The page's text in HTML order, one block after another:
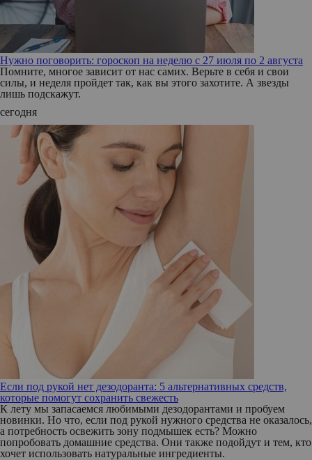
Нужно поговорить: гороскоп на неделю с 27 июля по 2 августа
Помните, многое зависит от нас самих. Верьте в себя и свои
силы, и неделя пройдет так, как вы этого захотите. А звезды
лишь подскажут.
сегодня
Если под рукой нет дезодоранта: 5 альтернативных средств,
которые помогут сохранить свежесть
К лету мы запасаемся любимыми дезодорантами и пробуем
новинки. Но что, если под рукой нужного средства не оказалось,
а потребность освежить зону подмышек есть? Можно
попробовать домашние средства. Они также подойдут и тем, кто
хочет использовать натуральные ингредиенты.